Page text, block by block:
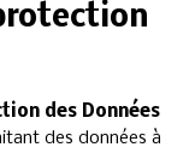
des Données
des données à